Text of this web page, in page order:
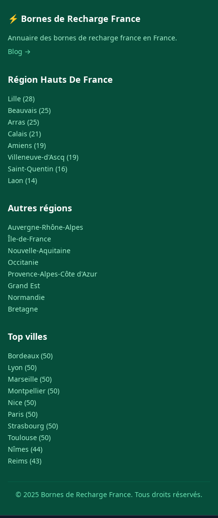
⚡ Bornes de Recharge France
Annuaire des bornes de recharge france en France.
Blog →
Région Hauts De France
Lille (28)
Beauvais (25)
Arras (25)
Calais (21)
Amiens (19)
Villeneuve-d'Ascq (19)
Saint-Quentin (16)
Laon (14)
Autres régions
Auvergne-Rhône-Alpes
Île-de-France
Nouvelle-Aquitaine
Occitanie
Provence-Alpes-Côte d'Azur
Grand Est
Normandie
Bretagne
Top villes
Bordeaux (50)
Lyon (50)
Marseille (50)
Montpellier (50)
Nice (50)
Paris (50)
Strasbourg (50)
Toulouse (50)
Nîmes (44)
Reims (43)
© 2025 Bornes de Recharge France. Tous droits réservés.